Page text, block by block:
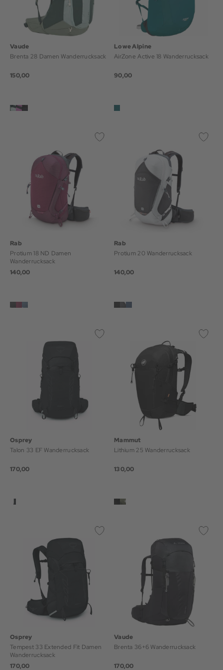
Vaude
Brenta 28 Damen Wanderrucksack
150,00
Lowe Alpine
AirZone Active 18 Wanderrucksack
90,00
Rab
Protium 18 ND Damen
Wanderrucksack
140,00
Rab
Protium 20 Wanderrucksack
140,00
Osprey
Talon 33 EF Wanderrucksack
170,00
Mammut
Lithium 25 Wanderrucksack
130,00
Osprey
Tempest 33 Extended Fit Damen
Wanderrucksack
170,00
Vaude
Brenta 36+6 Wanderrucksack
170,00